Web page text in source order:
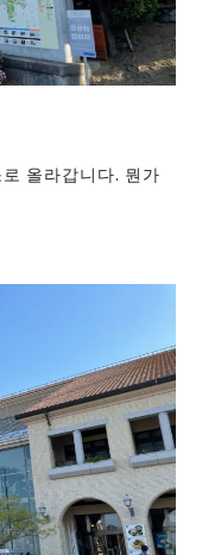
올라갑니다. 뭔가